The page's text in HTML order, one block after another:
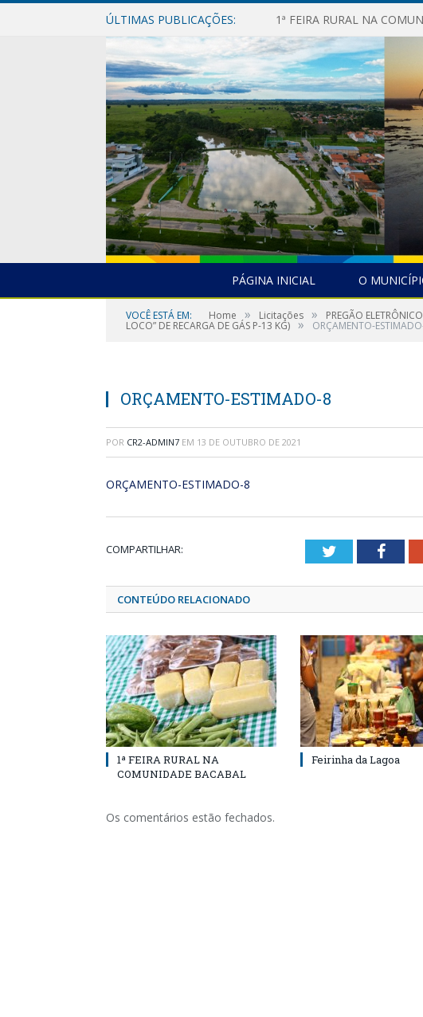
ÚLTIMAS PUBLICAÇÕES: 1ª FEIRA RURAL NA
PÁGINA INICIAL O
VOCÊ ESTÁ EM: Home » Licitações » PREGÃO
LOCO” DE RECARGA DE GÁS P-13 KG) » ORÇAMENTO-
ORÇAMENTO-ESTIMADO-8
POR CR2-ADMIN7 EM 13 DE OUTUBRO DE 2021
ORÇAMENTO-ESTIMADO-8
COMPARTILHAR: Twitter
CONTEÚDO RELACIONADO
1ª FEIRA RURAL NA
COMUNIDADE BACABAL
Feirinha da Lagoa
Os comentários estão fechados.